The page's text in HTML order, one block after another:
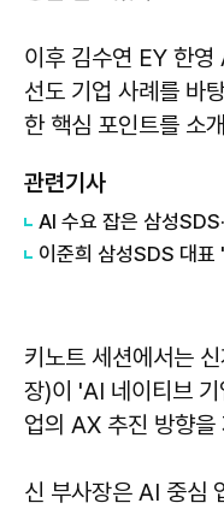
이후 김수연 EY 한
선도 기업 사례를 바
한 핵심 포인트를 소
관련기사
AI 수요 잡은 삼성
키노트 세션에서는
장)이 'AI 네이티브 기
업의 AX 추진 방향을
신 부사장은 AI 중심